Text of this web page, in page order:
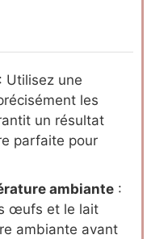
: Utilisez une
les
un résultat
parfaite pour
ambiante :
œufs et le lait
ambiante avant